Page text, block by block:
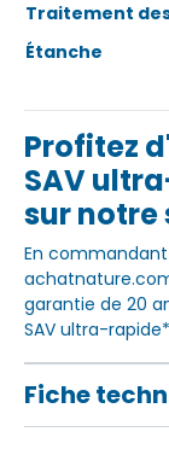
Traitement
Étanche
Profitez
SAV
sur notre
En commandant
garantie de 20
SAV ultra-
Fiche